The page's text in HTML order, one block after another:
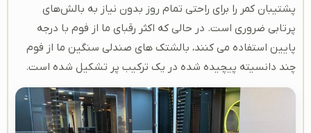
پشتیبان کمر را برای راحتی تمام روز بدون نیاز به بالش‌های
پرتابی ضروری است. در حالی که اکثر رقبای ما از فوم با درجه
پایین استفاده می کنند، بالشتک های صندلی سنگین ما از فوم
چند دانسیته پیچیده شده در یک ترکیب پر تشکیل شده است.